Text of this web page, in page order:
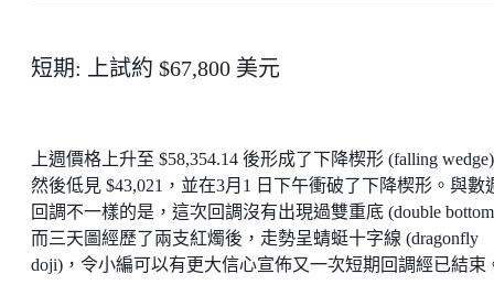
短期: 上試約 $67,800 美元
上週價格上升至 $58,354.14 後形成了下降楔形 (falling
然後低見 $43,021，並在3月1 日下午衝破了下降楔形。與數
回調不一樣的是，這次回調沒有出現過雙重底 (double
而三天圖經歷了兩支紅燭後，走勢呈蜻蜓十字線 (dragonfly
doji)，令小編可以有更大信心宣佈又一次短期回調經已結束